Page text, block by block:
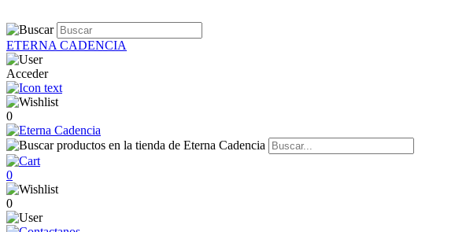
ETERNA CADENCIA
Acceder
0
0
0